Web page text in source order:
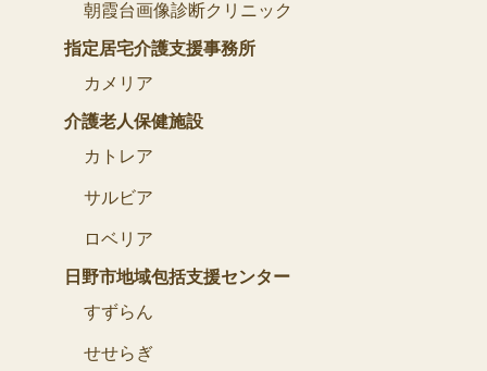
朝霞台画像診断クリニック
指定居宅介護支援事務所
カメリア
介護老人保健施設
カトレア
サルビア
ロベリア
日野市地域包括支援センター
すずらん
せせらぎ